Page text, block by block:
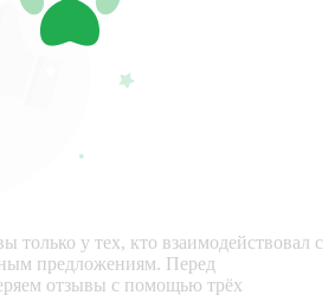
только у тех, кто взаимодействовал с
предложениям. Перед
отзывы с помощью трёх